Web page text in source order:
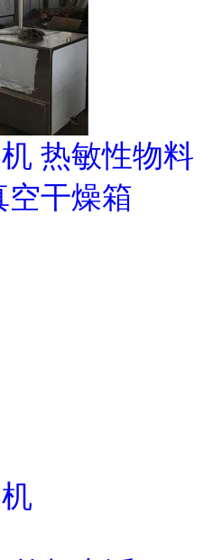
热敏性物料
空干燥箱